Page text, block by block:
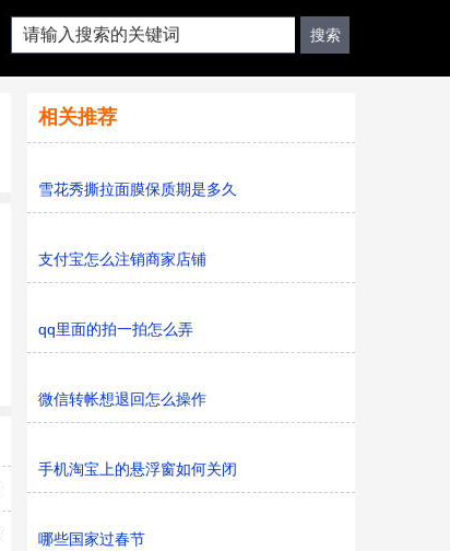
相关推荐
雪花秀撕拉面膜保质期是多久
支付宝怎么注销商家店铺
qq里面的拍一拍怎么弄
微信转帐想退回怎么操作
手机淘宝上的悬浮窗如何关闭
哪些国家过春节